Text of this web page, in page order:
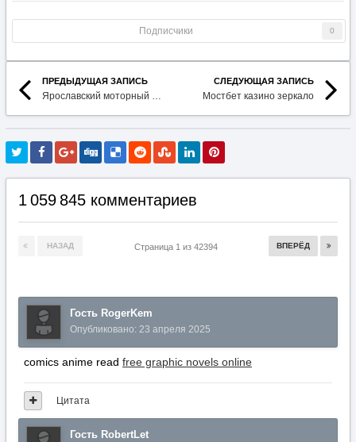
Подписчики 0
ПРЕДЫДУЩАЯ ЗАПИСЬ
Ярославский моторный завод
СЛЕДУЮЩАЯ ЗАПИСЬ
Мостбет казино зеркало
1 059 845 комментариев
НАЗАД ВПЕРЁД
Страница 1 из 42394
Гость RogerKem
Опубликовано: 23 апреля 2025
comics anime read free graphic novels online
Цитата
Гость RobertLet